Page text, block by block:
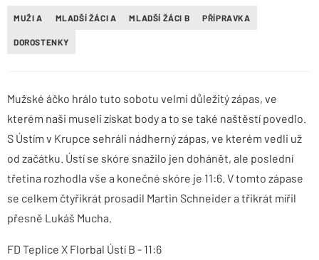
MUŽI A MLADŠÍ ŽÁCI A MLADŠÍ ŽÁCI B PŘÍPRAVKA
DOROSTENKY
Mužské áčko hrálo tuto sobotu velmi důležitý zápas, ve
kterém naši museli získat body a to se také naštěstí povedlo.
S Ústím v Krupce sehráli nádherný zápas, ve kterém vedli už
od začátku. Ústí se skóre snažilo jen dohánět, ale poslední
třetina rozhodla vše a konečné skóre je 11:6. V tomto zápase
se celkem čtyřikrát prosadil Martin Schneider a třikrát mířil
přesně Lukáš Mucha.
FD Teplice X Florbal Ústí B - 11:6